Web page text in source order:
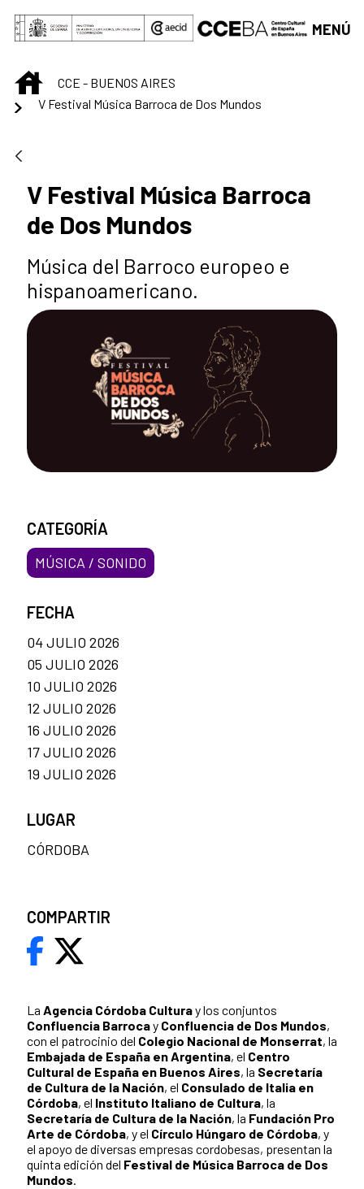
Saltar al contenido principal
MENÚ
INICIOCCE - BUENOS AIRES
V Festival Música Barroca de Dos Mundos
V Festival Música Barroca
de Dos Mundos
Música del Barroco europeo e
hispanoamericano.
La Agencia Córdoba Culturay los conjuntos
Confluencia Barrocay Confluencia de Dos Mundos,
con el patrocinio del Colegio Nacional de Monserrat, la
Embajada de España en Argentina, el Centro
Cultural de España en Buenos Aires, la Secretaría
de Cultura de la Nación, el Consulado de Italia en
Córdoba, el Instituto Italiano de Cultura, la
Secretaría de Cultura de la Nación, la Fundación Pro
Arte de Córdoba, y el Círculo Húngaro de Córdoba, y
el apoyo de diversas empresas cordobesas, presentan la
quinta edición del Festival de Música Barroca de Dos
Mundos.
CATEGORÍA
MÚSICA / SONIDO
FECHA
04 JULIO 2026
05 JULIO 2026
10 JULIO 2026
12 JULIO 2026
16 JULIO 2026
17 JULIO 2026
19 JULIO 2026
LUGAR
CÓRDOBA
COMPARTIR